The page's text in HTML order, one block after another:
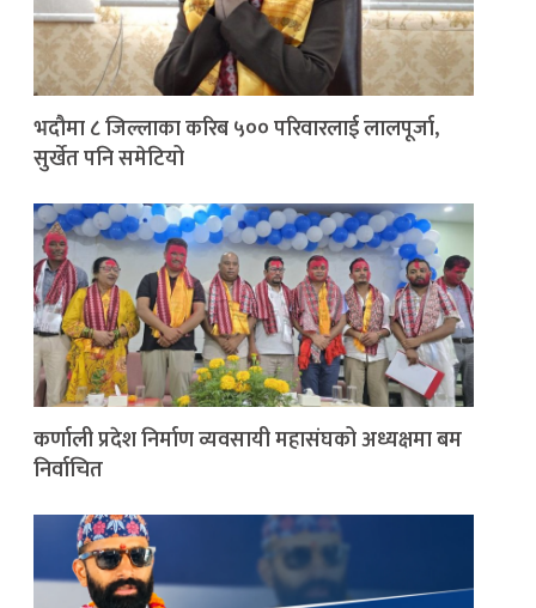
भदौमा ८ जिल्लाका करिब ५०० परिवारलाई लालपूर्जा,
सुर्खेत पनि समेटियो
कर्णाली प्रदेश निर्माण व्यवसायी महासंघको अध्यक्षमा बम
निर्वाचित